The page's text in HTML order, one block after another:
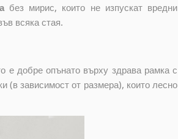
без мирис, които не изпускат вредни
всяка стая.
е добре опънато върху здрава рамка с
(в зависимост от размера), които лесно